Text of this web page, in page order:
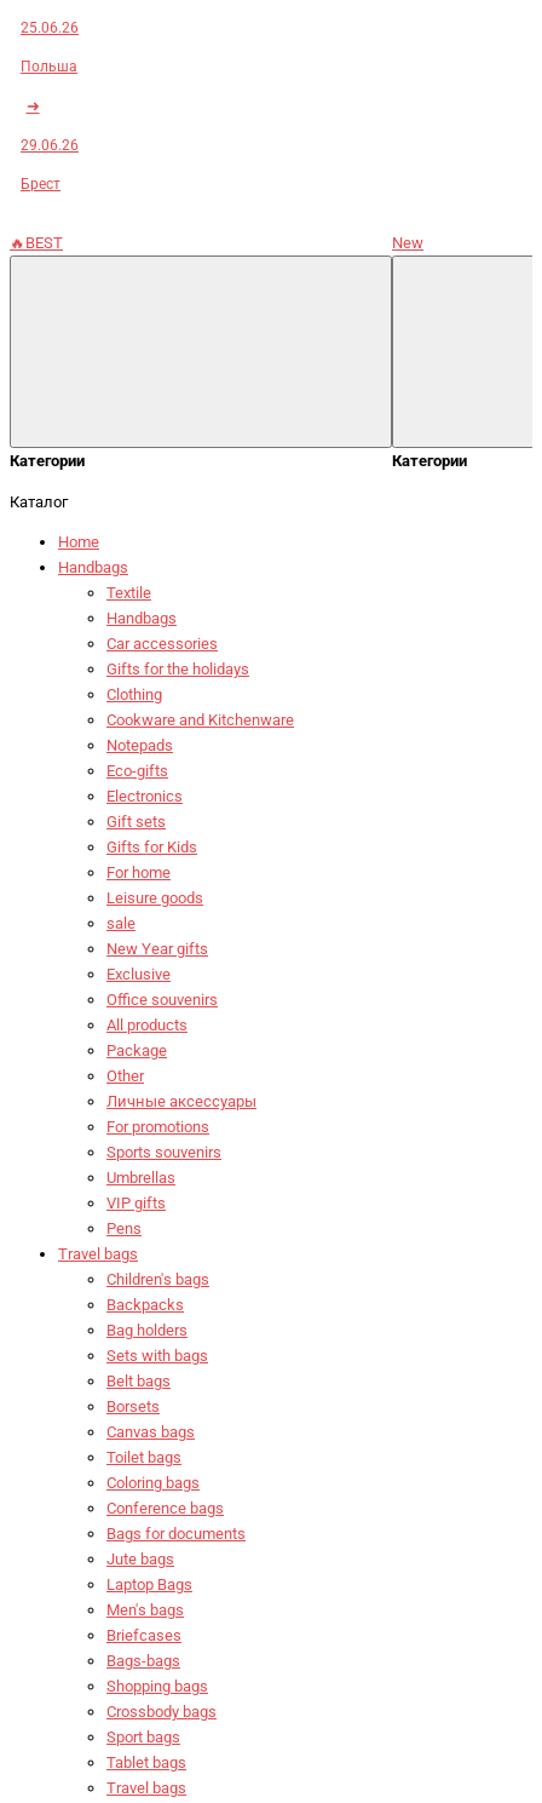
25.06.26
Польша
➜
29.06.26
Брест
🔥BEST
Категории
New
Категории
Каталог
Home
Handbags
Textile
Handbags
Car accessories
Gifts for the holidays
Clothing
Cookware and Kitchenware
Notepads
Eco-gifts
Electronics
Gift sets
Gifts for Kids
For home
Leisure goods
sale
New Year gifts
Exclusive
Office souvenirs
All products
Package
Other
Личные аксессуары
For promotions
Sports souvenirs
Umbrellas
VIP gifts
Pens
Travel bags
Children's bags
Backpacks
Bag holders
Sets with bags
Belt bags
Borsets
Canvas bags
Toilet bags
Coloring bags
Conference bags
Bags for documents
Jute bags
Laptop Bags
Men's bags
Briefcases
Bags-bags
Shopping bags
Crossbody bags
Sport bags
Tablet bags
Travel bags